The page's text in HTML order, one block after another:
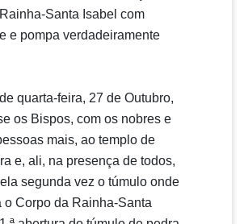
Santa Isabel com
e pompa verdadeiramente
quarta-feira, 27 de Outubro,
os Bispos, com os nobres e
mais, ao templo de
e, ali, na presença de todos,
segunda vez o túmulo onde
o Corpo da Rainha-Santa